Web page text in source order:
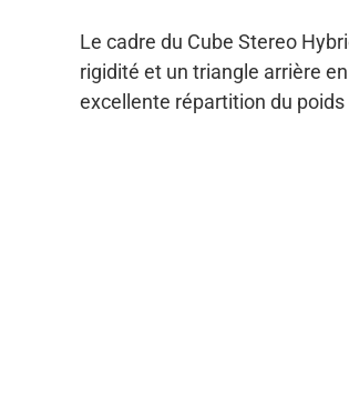
Le cadre du Cube Stereo
rigidité et un triangle arrière
excellente répartition du